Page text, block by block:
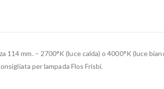
mm. – 2700°K (luce calda) o 4000°K (luce
per lampada Flos Frisbi.